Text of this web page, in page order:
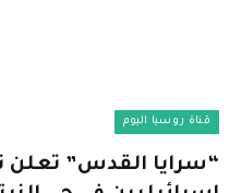
قناة روسيا اليوم
“سرايا القدس”